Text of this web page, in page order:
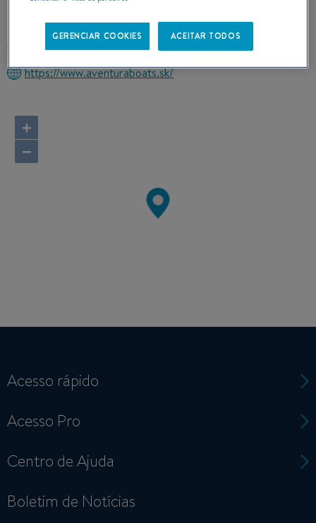
Czechia
Calcular o itinerário
https://www.aventuraboats.sk/
+
−
Acesso rápido
Acesso Pro
Centro de Ajuda
Boletim de Notícias
GERENCIAR COOKIES ACEITAR TODOS